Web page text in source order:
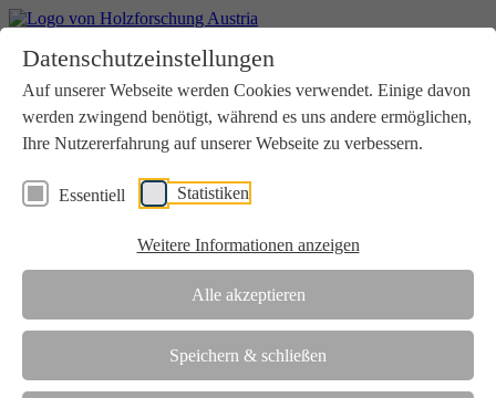
Datenschutzeinstellungen
Auf unserer Webseite werden Cookies verwendet. Einige davon
werden zwingend benötigt, während es uns andere ermöglichen,
Ihre Nutzererfahrung auf unserer Webseite zu verbessern.
Essentiell Statistiken
Weitere Informationen anzeigen
Alle akzeptieren
Speichern & schließen
Aktuelles
Downloads
Kontakt
Login
Verein
Wir unterstützen die Interessen der Holzbranche in enger
Zusammenarbeit mit Wissenschaft und Wirtschaft.
Die Holzforschung Austria ist akkreditierte Prüf-, Inspektions- und
Team